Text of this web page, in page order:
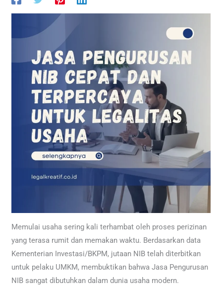
Memulai usaha sering kali terhambat oleh proses perizinan
yang terasa rumit dan memakan waktu. Berdasarkan data
Kementerian Investasi/BKPM, jutaan NIB telah diterbitkan
untuk pelaku UMKM, membuktikan bahwa Jasa Pengurusan
NIB sangat dibutuhkan dalam dunia usaha modern.